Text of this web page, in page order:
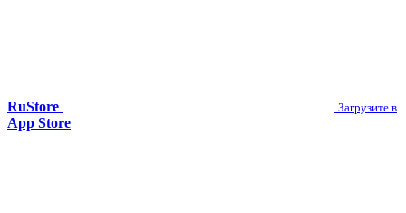
RuStore Загрузите в
App Store